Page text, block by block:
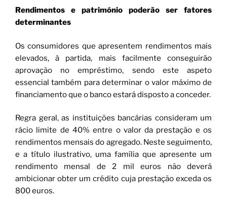
Rendimentos e património poderão ser fatores
determinantes
Os consumidores que apresentem rendimentos mais
elevados, à partida, mais facilmente conseguirão
aprovação no empréstimo, sendo este aspeto
essencial também para determinar o valor máximo de
financiamento que o banco estará disposto a conceder.
Regra geral, as instituições bancárias consideram um
rácio limite de 40% entre o valor da prestação e os
rendimentos mensais do agregado. Neste seguimento,
e a título ilustrativo, uma família que apresente um
rendimento mensal de 2 mil euros não deverá
ambicionar obter um crédito cuja prestação exceda os
800 euros.